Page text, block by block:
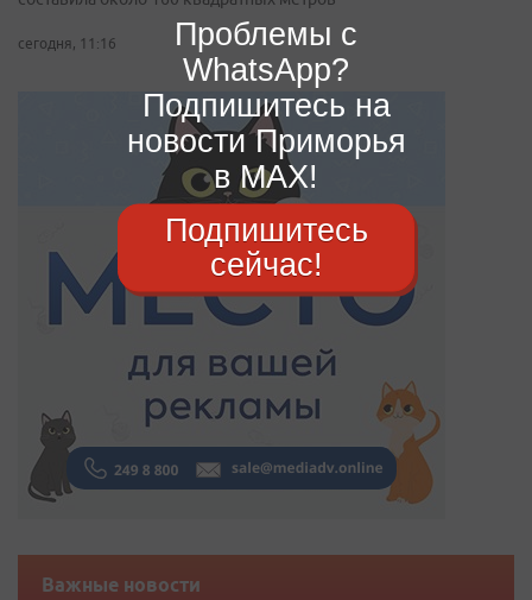
сегодня, 11:16
Важные новости
Проблемы с
WhatsApp?
Подпишитесь на
новости Приморья
в MAX!
Подпишитесь
сейчас!